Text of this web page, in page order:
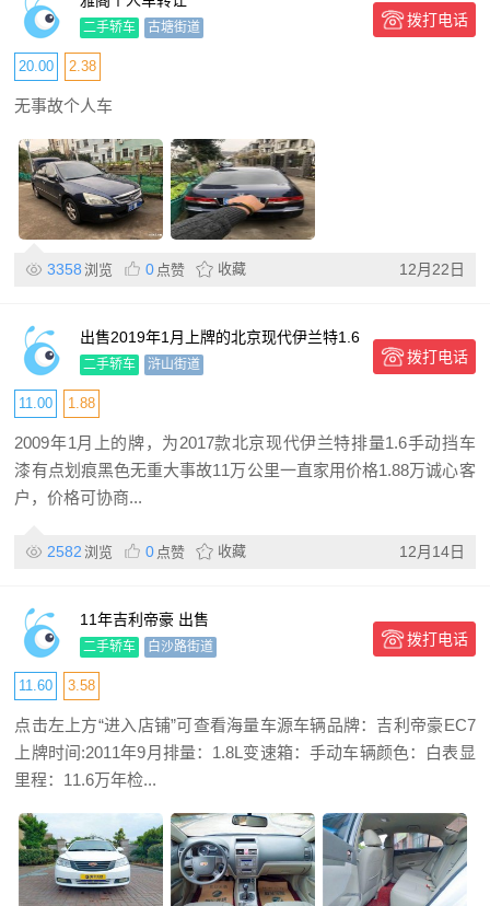
二手轿车 古塘街道 拨打电话
20.00 2.38
无事故个人车
3358 浏览 0 点赞 收藏 12月22日
出售2019年1月上牌的北京现代伊兰特1.6
排量
二手轿车 浒山街道 拨打电话
11.00 1.88
2009年1月上的牌，为2017款北京现代伊兰特排量1.6手动挡车
漆有点划痕黑色无重大事故11万公里一直家用价格1.88万诚心客
户，价格可协商...
2582 浏览 0 点赞 收藏 12月14日
11年吉利帝豪 出售
二手轿车 白沙路街道 拨打电话
11.60 3.58
点击左上方“进入店铺”可查看海量车源车辆品牌：吉利帝豪EC7
上牌时间:2011年9月排量：1.8L变速箱：手动车辆颜色：白表显
里程：11.6万年检...